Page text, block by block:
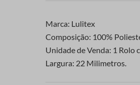
Marca: Lulitex
Composição: 100%
Unidade de Venda: 1 Rolo
Largura: 22 Milimetros.